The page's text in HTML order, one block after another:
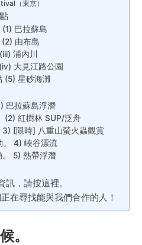
（東京）
巴拉蘇島
由布島
浦內川
大見江路公園
(5) 星砂海灘
巴拉蘇島浮潛
(2) 紅樹林 SUP/泛舟
[限時] 八重山螢火蟲觀賞
。 4) 峽谷漂流
5) 熱帶浮潛
，請按這裡。
在尋找能與我們合作的人！
。